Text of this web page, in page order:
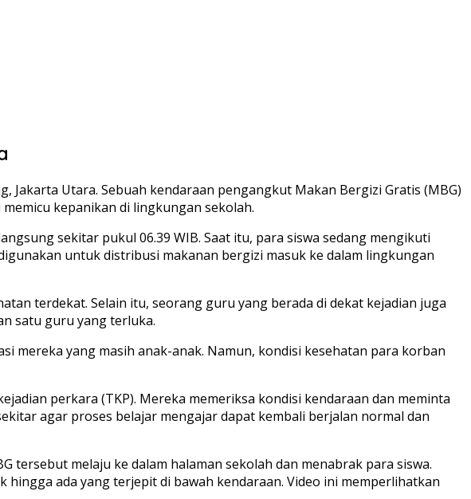
Jakarta Utara. Sebuah kendaraan pengangkut Makan Bergizi Gratis (MBG)
kepanikan di lingkungan sekolah.
sekitar pukul 06.39 WIB. Saat itu, para siswa sedang mengikuti
untuk distribusi makanan bergizi masuk ke dalam lingkungan
terdekat. Selain itu, seorang guru yang berada di dekat kejadian juga
satu guru yang terluka.
mereka yang masih anak-anak. Namun, kondisi kesehatan para korban
perkara (TKP). Mereka memeriksa kondisi kendaraan dan meminta
agar proses belajar mengajar dapat kembali berjalan normal dan
tersebut melaju ke dalam halaman sekolah dan menabrak para siswa.
ada yang terjepit di bawah kendaraan. Video ini memperlihatkan